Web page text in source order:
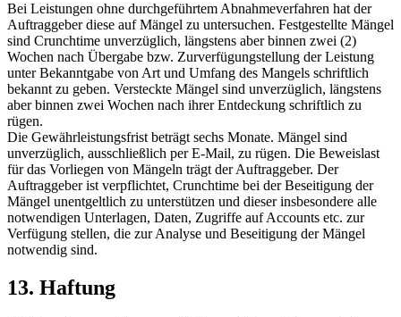
Bei Leistungen ohne durchgeführtem Abnahmeverfahren hat der
Auftraggeber diese auf Mängel zu untersuchen. Festgestellte Mängel
sind Crunchtime unverzüglich, längstens aber binnen zwei (2)
Wochen nach Übergabe bzw. Zurverfügungstellung der Leistung
unter Bekanntgabe von Art und Umfang des Mangels schriftlich
bekannt zu geben. Versteckte Mängel sind unverzüglich, längstens
aber binnen zwei Wochen nach ihrer Entdeckung schriftlich zu
rügen.
Die Gewährleistungsfrist beträgt sechs Monate. Mängel sind
unverzüglich, ausschließlich per E-Mail, zu rügen. Die Beweislast
für das Vorliegen von Mängeln trägt der Auftraggeber. Der
Auftraggeber ist verpflichtet, Crunchtime bei der Beseitigung der
Mängel unentgeltlich zu unterstützen und dieser insbesondere alle
notwendigen Unterlagen, Daten, Zugriffe auf Accounts etc. zur
Verfügung stellen, die zur Analyse und Beseitigung der Mängel
notwendig sind.
13. Haftung